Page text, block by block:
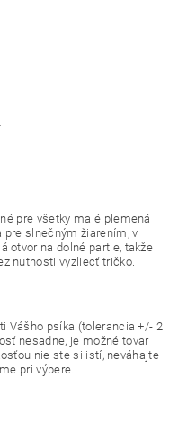
pre všetky malé plemená
pre slnečným žiarením, v
otvor na dolné partie, takže
nutnosti vyzliecť tričko.
Vášho psíka (tolerancia +/- 2
nesadne, je možné tovar
nie ste si istí, neváhajte
pri výbere.